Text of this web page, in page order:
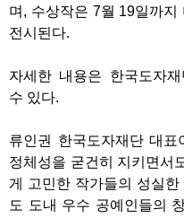
며, 수상작은 7월 19일까지
전시된다.
자세한 내용은 한국도자
수 있다.
류인권 한국도자재단 대표
정체성을 굳건히 지키면서
게 고민한 작가들의 성실한
도 도내 우수 공예인들의